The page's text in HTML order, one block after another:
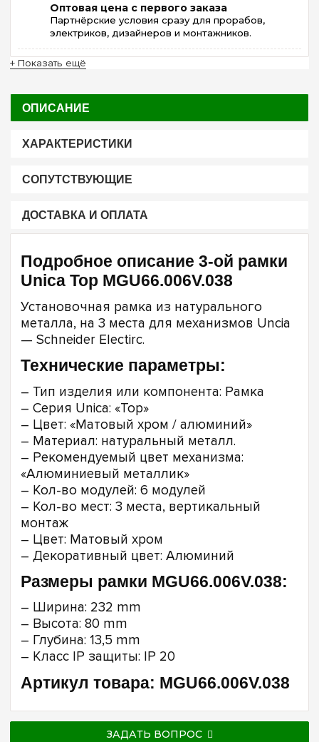
Оптовая цена с первого заказа
Партнёрские условия сразу для прорабов,
электриков, дизайнеров и монтажников.
+ Показать ещё
ОПИСАНИЕ
ХАРАКТЕРИСТИКИ
СОПУТСТВУЮЩИЕ
ДОСТАВКА И ОПЛАТА
Подробное описание 3-ой рамки
Unica Top MGU66.006V.038
Установочная рамка из натурального
металла, на 3 места для механизмов Uncia
— Schneider Electirc.
Технические параметры:
– Тип изделия или компонента: Рамка
– Серия Unica: «Top»
– Цвет: «Матовый хром / алюминий»
– Материал: натуральный металл.
– Рекомендуемый цвет механизма:
«Алюминиевый металлик»
– Кол-во модулей: 6 модулей
– Кол-во мест: 3 места, вертикальный
монтаж
– Цвет: Матовый хром
– Декоративный цвет: Алюминий
Размеры рамки MGU66.006V.038:
– Ширина: 232 mm
– Высота: 80 mm
– Глубина: 13,5 mm
– Класс IP защиты: IP 20
Артикул товара: MGU66.006V.038
ЗАДАТЬ ВОПРОС